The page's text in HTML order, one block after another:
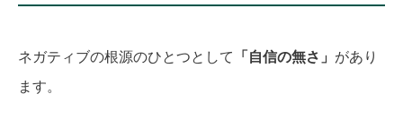
ネガティブの根源のひとつとして 「自信の無さ」 があり
ます。